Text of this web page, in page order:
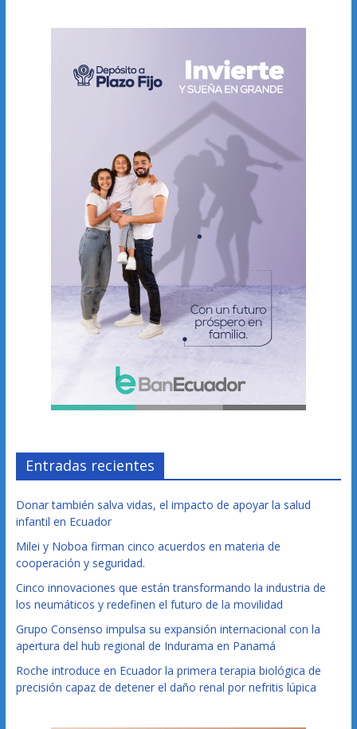
Entradas recientes
Donar también salva vidas, el impacto de apoyar la salud
infantil en Ecuador
Milei y Noboa firman cinco acuerdos en materia de
cooperación y seguridad.
Cinco innovaciones que están transformando la industria de
los neumáticos y redefinen el futuro de la movilidad
Grupo Consenso impulsa su expansión internacional con la
apertura del hub regional de Indurama en Panamá
Roche introduce en Ecuador la primera terapia biológica de
precisión capaz de detener el daño renal por nefritis lúpica